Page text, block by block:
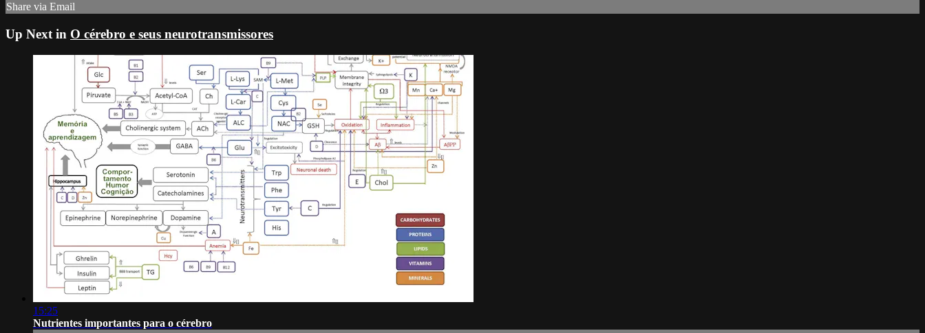
Share via Email
Up Next in O cérebro e seus neurotransmissores
15:25
Nutrientes importantes para o cérebro